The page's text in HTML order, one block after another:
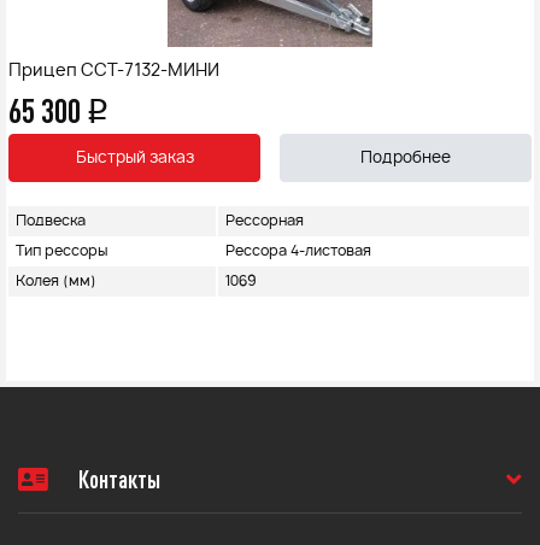
Прицеп ССТ-7132-МИНИ
65 300 q
Быстрый заказ Подробнее
Подвеска Рессорная
Тип рессоры Рессора 4-листовая
Колея (мм) 1069
Контакты